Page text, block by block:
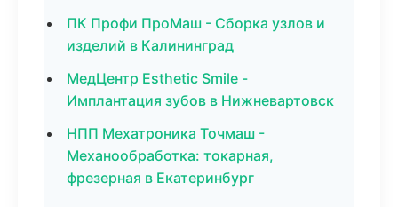
ПК Профи ПроМаш - Сборка узлов и
изделий в Калининград
МедЦентр Esthetic Smile -
Имплантация зубов в Нижневартовск
НПП Мехатроника Точмаш -
Механообработка: токарная,
фрезерная в Екатеринбург